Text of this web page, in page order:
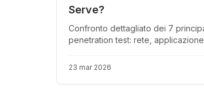
Serve?
Confronto dettagliato dei 7
penetration test: rete,
tabelle comparative, casi d'uso e
23 mar 2026